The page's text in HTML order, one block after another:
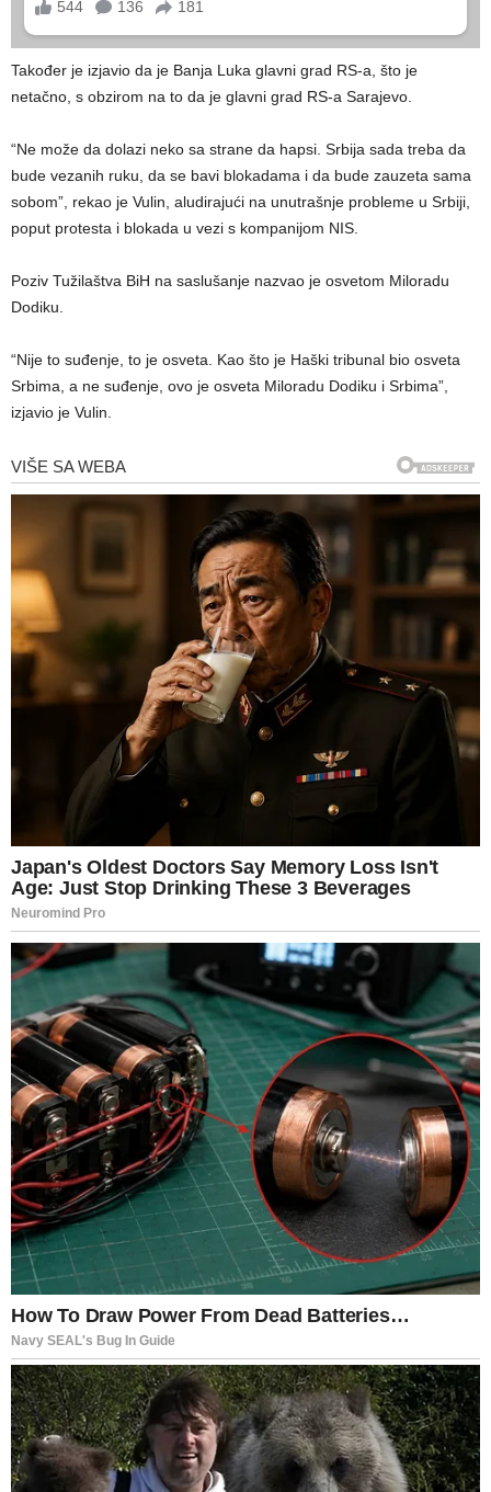
Također je izjavio da je Banja Luka glavni grad RS-a, što je
netačno, s obzirom na to da je glavni grad RS-a Sarajevo.
“Ne može da dolazi neko sa strane da hapsi. Srbija sada treba da
bude vezanih ruku, da se bavi blokadama i da bude zauzeta sama
sobom”, rekao je Vulin, aludirajući na unutrašnje probleme u Srbiji,
poput protesta i blokada u vezi s kompanijom NIS.
Poziv Tužilaštva BiH na saslušanje nazvao je osvetom Miloradu
Dodiku.
“Nije to suđenje, to je osveta. Kao što je Haški tribunal bio osveta
Srbima, a ne suđenje, ovo je osveta Miloradu Dodiku i Srbima”,
izjavio je Vulin.